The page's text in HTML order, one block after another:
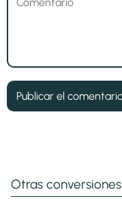
Otras conversiones